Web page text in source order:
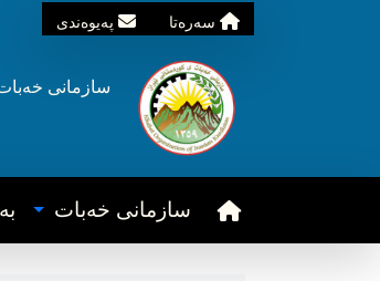
سه‌ره‌تا په‌یوه‌ندی
سازمانی
سازمانی خه‌بات